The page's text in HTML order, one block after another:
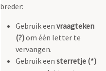
breder:
Gebruik een vraagteken
(?)om één letter te
vervangen.
Gebruik een sterretje (*)